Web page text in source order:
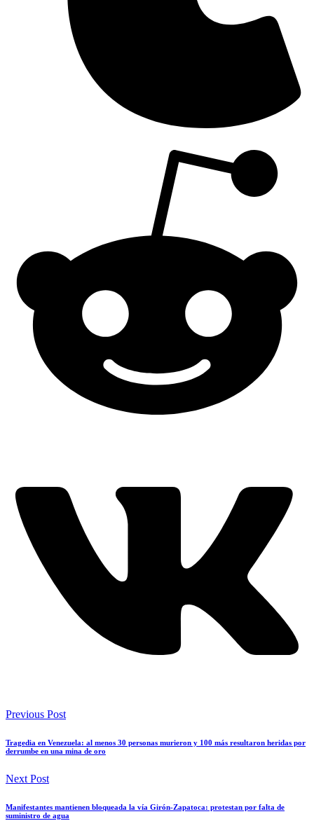
Previous Post
Tragedia en Venezuela: al menos 30 personas murieron y 100 más resultaron heridas por
derrumbe en una mina de oro
Next Post
Manifestantes mantienen bloqueada la vía Girón-Zapatoca: protestan por falta de
suministro de agua